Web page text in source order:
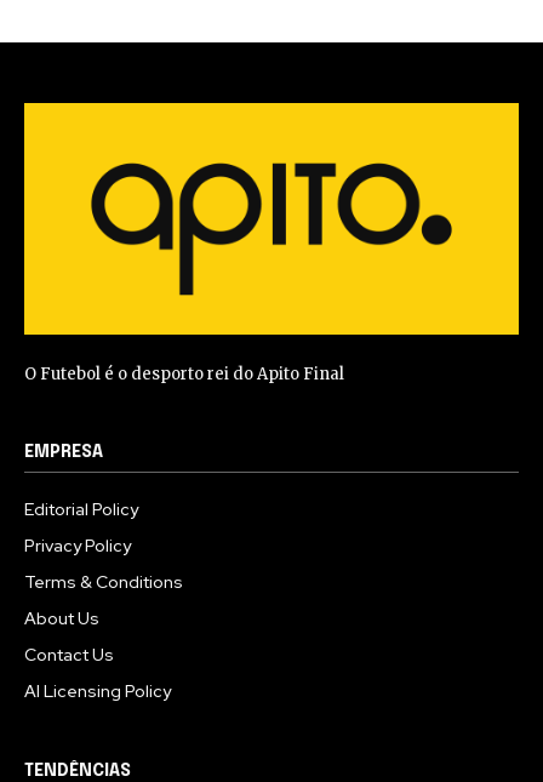
O Futebol é o desporto rei do Apito Final
EMPRESA
Editorial Policy
Privacy Policy
Terms & Conditions
About Us
Contact Us
AI Licensing Policy
TENDÊNCIAS